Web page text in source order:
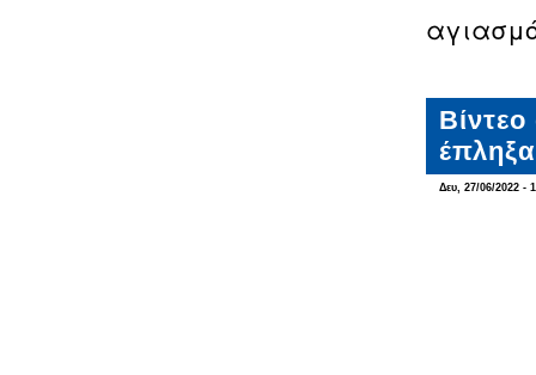
Δευ, 27/06/2022 -